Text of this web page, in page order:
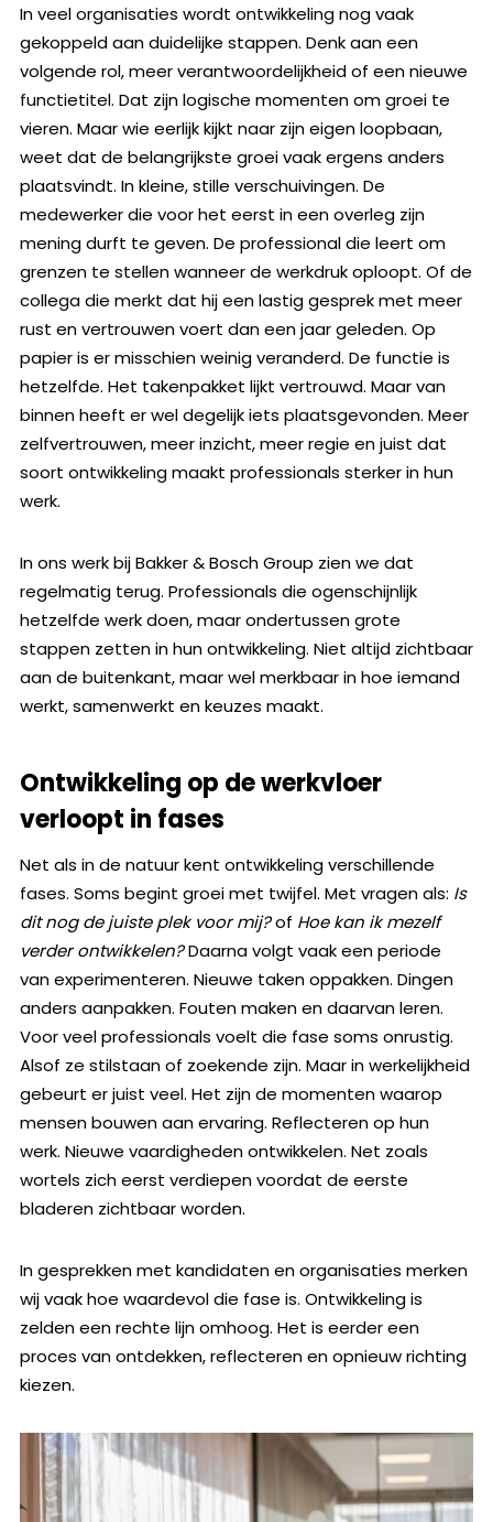
In veel organisaties wordt ontwikkeling nog vaak
gekoppeld aan duidelijke stappen. Denk aan een
volgende rol, meer verantwoordelijkheid of een nieuwe
functietitel. Dat zijn logische momenten om groei te
vieren. Maar wie eerlijk kijkt naar zijn eigen loopbaan,
weet dat de belangrijkste groei vaak ergens anders
plaatsvindt. In kleine, stille verschuivingen. De
medewerker die voor het eerst in een overleg zijn
mening durft te geven. De professional die leert om
grenzen te stellen wanneer de werkdruk oploopt. Of de
collega die merkt dat hij een lastig gesprek met meer
rust en vertrouwen voert dan een jaar geleden. Op
papier is er misschien weinig veranderd. De functie is
hetzelfde. Het takenpakket lijkt vertrouwd. Maar van
binnen heeft er wel degelijk iets plaatsgevonden. Meer
zelfvertrouwen, meer inzicht, meer regie en juist dat
soort ontwikkeling maakt professionals sterker in hun
werk.
In ons werk bij Bakker & Bosch Group zien we dat
regelmatig terug. Professionals die ogenschijnlijk
hetzelfde werk doen, maar ondertussen grote
stappen zetten in hun ontwikkeling. Niet altijd zichtbaar
aan de buitenkant, maar wel merkbaar in hoe iemand
werkt, samenwerkt en keuzes maakt.
Ontwikkeling op de werkvloer
verloopt in fases
Net als in de natuur kent ontwikkeling verschillende
fases. Soms begint groei met twijfel. Met vragen als: Is
dit nog de juiste plek voor mij?of Hoe kan ik mezelf
verder ontwikkelen?Daarna volgt vaak een periode
van experimenteren. Nieuwe taken oppakken. Dingen
anders aanpakken. Fouten maken en daarvan leren.
Voor veel professionals voelt die fase soms onrustig.
Alsof ze stilstaan of zoekende zijn. Maar in werkelijkheid
gebeurt er juist veel. Het zijn de momenten waarop
mensen bouwen aan ervaring. Reflecteren op hun
werk. Nieuwe vaardigheden ontwikkelen. Net zoals
wortels zich eerst verdiepen voordat de eerste
bladeren zichtbaar worden.
In gesprekken met kandidaten en organisaties merken
wij vaak hoe waardevol die fase is. Ontwikkeling is
zelden een rechte lijn omhoog. Het is eerder een
proces van ontdekken, reflecteren en opnieuw richting
kiezen.